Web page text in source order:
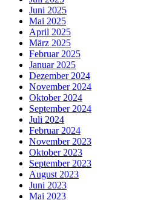
Juni 2025
Mai 2025
April 2025
März 2025
Februar 2025
Januar 2025
Dezember 2024
November 2024
Oktober 2024
September 2024
Juli 2024
Februar 2024
November 2023
Oktober 2023
September 2023
August 2023
Juni 2023
Mai 2023